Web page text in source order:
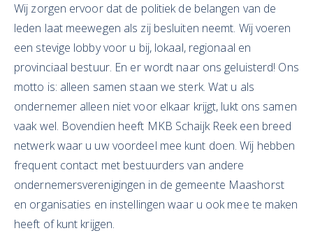
Wij zorgen ervoor dat de politiek de belangen van de
leden laat meewegen als zij besluiten neemt. Wij voeren
een stevige lobby voor u bij, lokaal, regionaal en
provinciaal bestuur. En er wordt naar ons geluisterd! Ons
motto is: alleen samen staan we sterk. Wat u als
ondernemer alleen niet voor elkaar krijgt, lukt ons samen
vaak wel. Bovendien heeft MKB Schaijk Reek een breed
netwerk waar u uw voordeel mee kunt doen. Wij hebben
frequent contact met bestuurders van andere
ondernemersverenigingen in de gemeente Maashorst
en organisaties en instellingen waar u ook mee te maken
heeft of kunt krijgen.